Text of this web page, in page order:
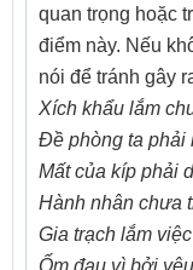
quan trọng hoặc
điểm này. Nếu
nói để tránh gây
Xích khẩu lắm
Đề phòng ta phải
Mất của kíp phải
Hành nhân chưa
Gia trạch lắm
Ốm đau vì bởi